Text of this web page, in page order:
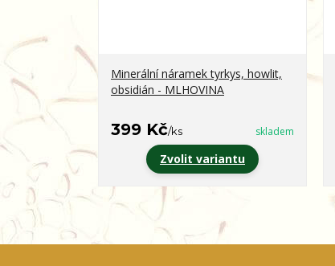
Minerální náramek tyrkys, howlit,
obsidián - MLHOVINA
399 Kč/ks skladem
Zvolit variantu